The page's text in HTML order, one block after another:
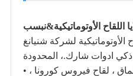
الأوتوماتيكية لشركة شنيانغ
• لقاح داء الكلب ، لقاح الحماق ، لقاح فيروس كورونا ،